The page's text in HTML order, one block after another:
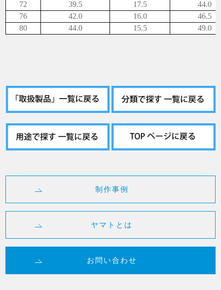
72
39.5 17.5
44.0
76
42.0 16.0
46.5
80
44.0 15.5 49.0
制作事例
ヤマトとは
お問い合わせ